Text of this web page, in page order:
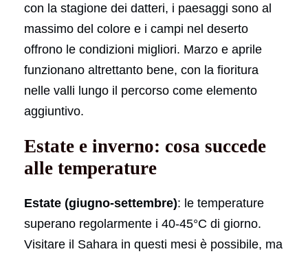
con la stagione dei datteri, i paesaggi sono al
massimo del colore e i campi nel deserto
offrono le condizioni migliori. Marzo e aprile
funzionano altrettanto bene, con la fioritura
nelle valli lungo il percorso come elemento
aggiuntivo.
Estate e inverno: cosa succede
alle temperature
Estate (giugno-settembre): le temperature
superano regolarmente i 40-45°C di giorno.
Visitare il Sahara in questi mesi è possibile, ma